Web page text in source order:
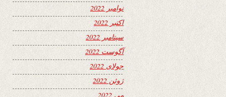
نوامبر 2022
اکتبر 2022
سپتامبر 2022
آگوست 2022
جولای 2022
ژوئن 2022
می 2022